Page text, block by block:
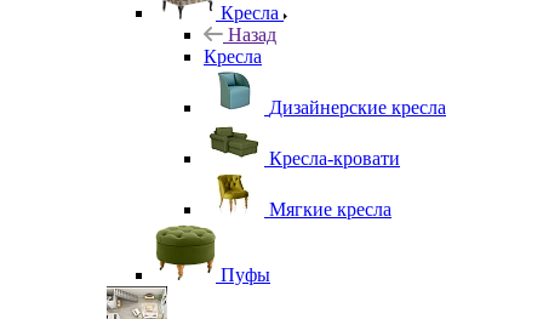
Кресла
Назад
Кресла
Дизайнерские кресла
Кресла-кровати
Мягкие кресла
Пуфы